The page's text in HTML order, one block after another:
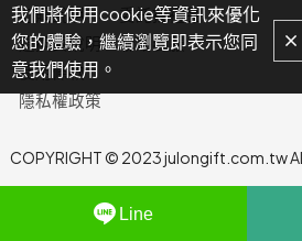
訂購說明
退換貨說明
使用條款
隱私權政策
委託找禮品
聯絡客服
COPYRIGHT © 2023 julongift.com.tw
Line
我們將使用cookie等資訊來優化
您的體驗，繼續瀏覽即表示您同
意我們使用。